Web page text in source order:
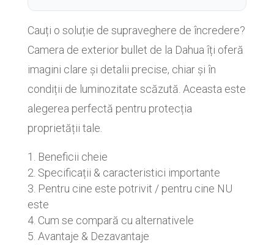
Cauți o soluție de supraveghere de încredere?
Camera de exterior bullet de la Dahua îți oferă
imagini clare și detalii precise, chiar și în
condiții de luminozitate scăzută. Aceasta este
alegerea perfectă pentru protecția
proprietății tale.
Beneficii cheie
Specificații & caracteristici importante
Pentru cine este potrivit / pentru cine NU
este
Cum se compară cu alternativele
Avantaje & Dezavantaje